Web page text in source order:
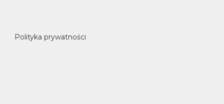
Polityka prywatności